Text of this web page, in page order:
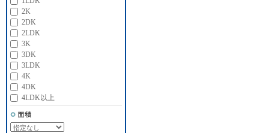
2K
2DK
2LDK
3K
3DK
3LDK
4K
4DK
4LDK以上